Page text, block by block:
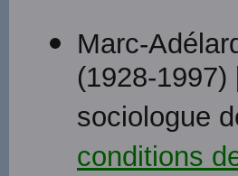
Marc-
(1928-
sociologue
conditions